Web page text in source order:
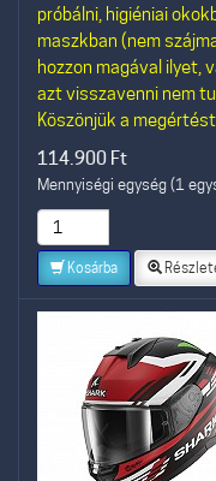
próbálni, higiéniai
maszkban (nem
hozzon magával ilyet,
azt visszavenni nem
Köszönjük a
114.900 Ft
Mennyiségi egység (1
Kosárba